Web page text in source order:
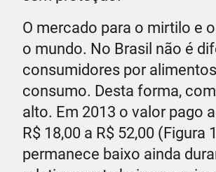
O mercado para o mirtilo e
o mundo. No Brasil não é
consumidores por
consumo. Desta forma,
alto. Em 2013 o valor pago
R$ 18,00 a R$ 52,00
permanece baixo ainda